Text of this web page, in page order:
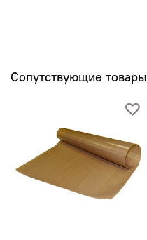
Сопутствующие товары